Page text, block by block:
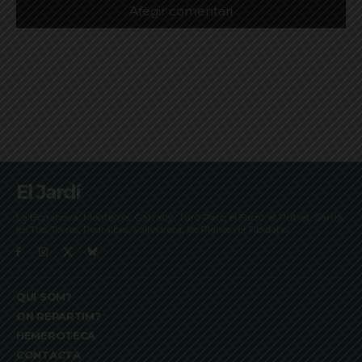
El Jardí
La Bonanova, Monterols, Galvany, Turó Parc, el Farró, el Putxet, Sarrià,
les Tres Torres, Pedralbes, Vallvidrera, les Planes i el Tibidabo
QUI SOM?
ON REPARTIM?
HEMEROTECA
CONTACTA